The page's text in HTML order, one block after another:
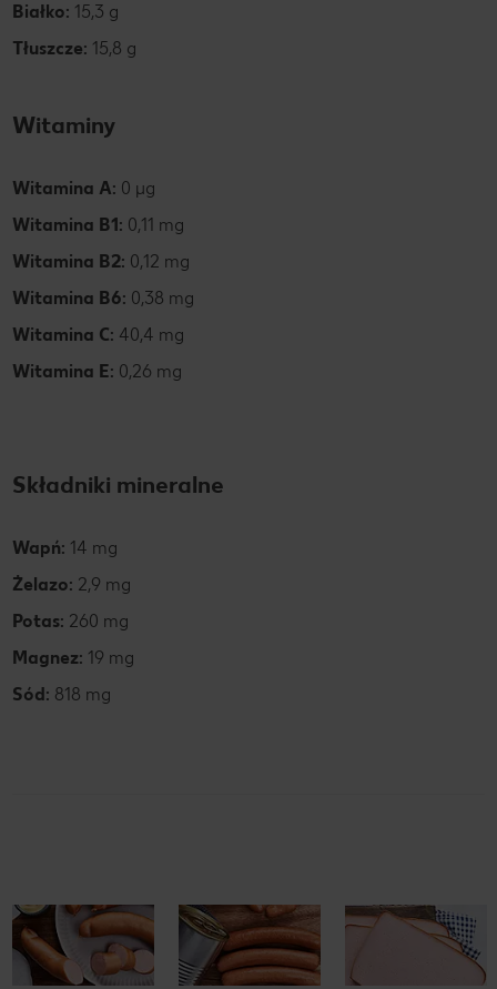
Białko: 15,3 g
Tłuszcze: 15,8 g
Witaminy
Witamina A: 0 µg
Witamina B1: 0,11 mg
Witamina B2: 0,12 mg
Witamina B6: 0,38 mg
Witamina C: 40,4 mg
Witamina E: 0,26 mg
Składniki mineralne
Wapń: 14 mg
Żelazo: 2,9 mg
Potas: 260 mg
Magnez: 19 mg
Sód: 818 mg